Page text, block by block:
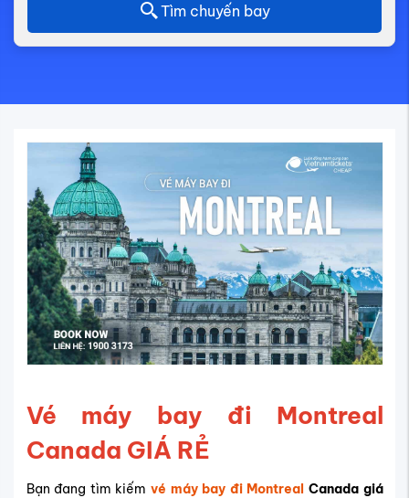
Tìm chuyến bay
Vé máy bay đi Montreal
Canada GIÁ RẺ
Bạn đang tìm kiếm vé máy bay đi Montreal Canada giá